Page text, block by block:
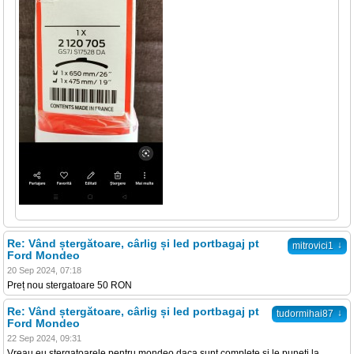
mitrovici1 ↓
Re: Vând ștergătoare, cârlig și led portbagaj pt
Ford Mondeo
20 Sep 2024, 07:18
Preț nou stergatoare 50 RON
tudormihai87 ↓
Re: Vând ștergătoare, cârlig și led portbagaj pt
Ford Mondeo
22 Sep 2024, 09:31